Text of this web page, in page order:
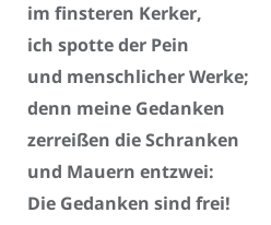
im finsteren Kerker,
ich spotte der Pein
und menschlicher Werke;
denn meine Gedanken
zerreißen die Schranken
und Mauern entzwei:
Die Gedanken sind frei!